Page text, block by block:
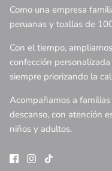
Como una empresa
peruanas y toallas de
Con el tiempo,
confección
siempre priorizando la
Acompañamos a
descanso, con atención
niños y adultos.